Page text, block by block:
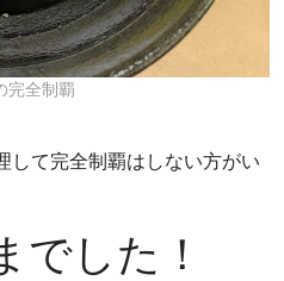
完全制覇
して完全制覇はしない方がい
でした！